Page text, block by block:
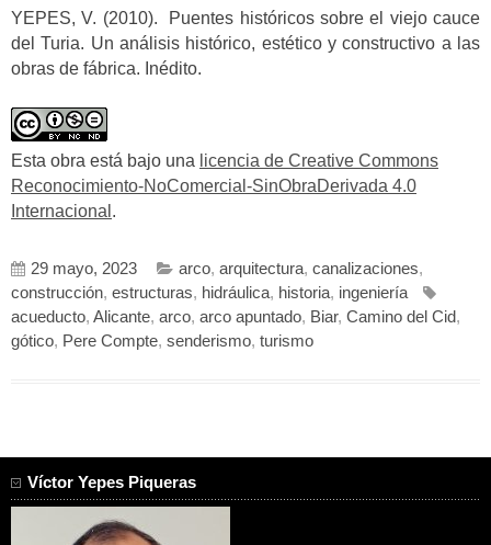
YEPES, V. (2010). Puentes históricos sobre el viejo cauce
del Turia. Un análisis histórico, estético y constructivo a las
obras de fábrica. Inédito.
Esta obra está bajo una licencia de Creative Commons
Reconocimiento-NoComercial-SinObraDerivada 4.0
Internacional .
29 mayo, 2023 arco, arquitectura, canalizaciones,
construcción, estructuras, hidráulica, historia, ingeniería
acueducto, Alicante, arco, arco apuntado, Biar, Camino del Cid,
gótico, Pere Compte, senderismo, turismo
Víctor Yepes Piqueras